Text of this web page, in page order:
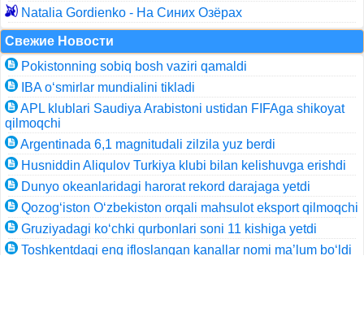
Natalia Gordienko - На Синих Озёрах
Свежие Новости
Pokistonning sobiq bosh vaziri qamaldi
IBA o‘smirlar mundialini tikladi
APL klublari Saudiya Arabistoni ustidan FIFAga shikoyat
qilmoqchi
Argentinada 6,1 magnitudali zilzila yuz berdi
Husniddin Aliqulov Turkiya klubi bilan kelishuvga erishdi
Dunyo okeanlaridagi harorat rekord darajaga yetdi
Qozog‘iston O‘zbekiston orqali mahsulot eksport qilmoqchi
Gruziyadagi ko‘chki qurbonlari soni 11 kishiga yetdi
Toshkentdagi eng ifloslangan kanallar nomi ma’lum bo‘ldi